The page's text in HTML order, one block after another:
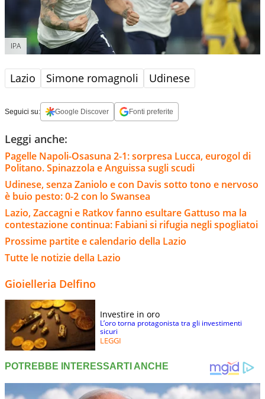
IPA
Lazio Simone romagnoli Udinese
Seguici su: Google Discover Fonti preferite
Leggi anche:
Pagelle Napoli-Osasuna 2-1: sorpresa Lucca, eurogol di
Politano. Spinazzola e Anguissa sugli scudi
Udinese, senza Zaniolo e con Davis sotto tono e nervoso
è buio pesto: 0-2 con lo Swansea
Lazio, Zaccagni e Ratkov fanno esultare Gattuso ma la
contestazione continua: Fabiani si rifugia negli spogliatoi
Prossime partite e calendario della Lazio
Tutte le notizie della Lazio
Gioielleria Delfino
Investire in oro
L’oro torna protagonista tra gli investimenti
sicuri
LEGGI